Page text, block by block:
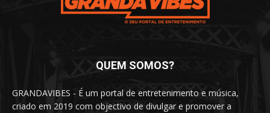
QUEM SOMOS?
GRANDAVIBES - É um portal de entretenimento e música,
criado em 2019 com objectivo de divulgar e promover a